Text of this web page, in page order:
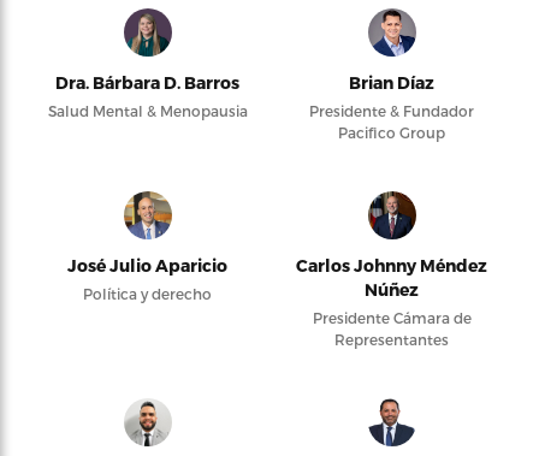
Dra. Bárbara D. Barros
Salud Mental & Menopausia
Brian Díaz
Presidente & Fundador
Pacifico Group
José Julio Aparicio
Política y derecho
Carlos Johnny Méndez
Núñez
Presidente Cámara de
Representantes